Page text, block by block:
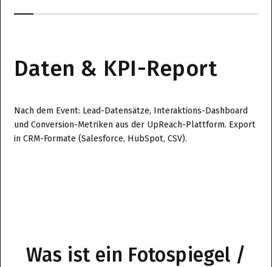
Daten & KPI-Report
Nach dem Event: Lead-Datensätze, Interaktions-Dashboard
und Conversion-Metriken aus der UpReach-Plattform. Export
in CRM-Formate (Salesforce, HubSpot, CSV).
Was ist ein Fotospiegel /